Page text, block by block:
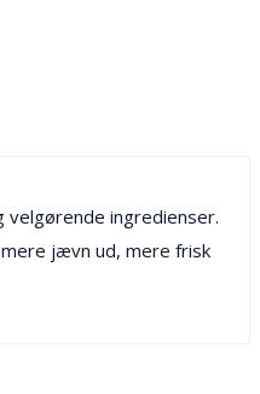
ingredienser.
jævn ud, mere frisk